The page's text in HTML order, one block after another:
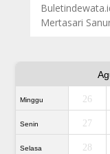
Mertasari
Minggu 26
Senin 27
Selasa 28